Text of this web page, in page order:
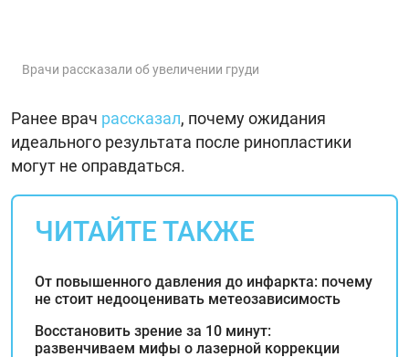
Врачи рассказали об увеличении груди
Ранее врач рассказал, почему ожидания
идеального результата после ринопластики
могут не оправдаться.
ЧИТАЙТЕ ТАКЖЕ
От повышенного давления до инфаркта: почему
не стоит недооценивать метеозависимость
Восстановить зрение за 10 минут:
развенчиваем мифы о лазерной коррекции